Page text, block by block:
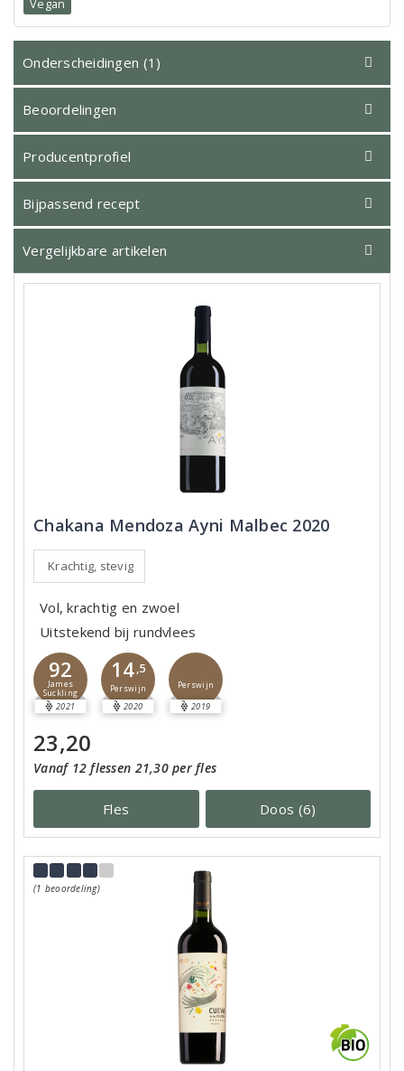
Vegan
Onderscheidingen (1)
Beoordelingen
Producentprofiel
Bijpassend recept
Vergelijkbare artikelen
Chakana Mendoza Ayni Malbec 2020
Krachtig, stevig
Vol, krachtig en zwoel
Uitstekend bij rundvlees
92
James
Suckling
2021
14,5
Perswijn
2020
Perswijn
2019
23,20
Vanaf 12 flessen 21,30 per fles
Fles Doos (6)
(1 beoordeling)